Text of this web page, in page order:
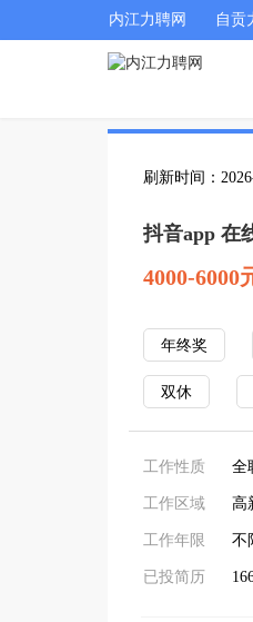
内江力聘网 自贡
刷新时间：
抖音app 在
4000-6000
年终奖
双休
工作性质 全
工作区域 高
工作年限 不
已投简历